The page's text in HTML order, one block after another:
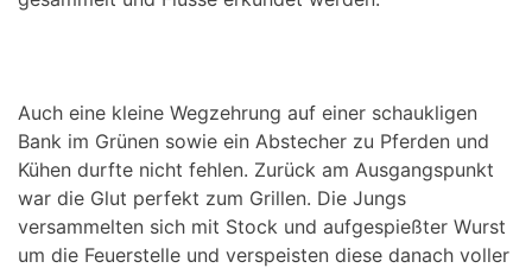
Auch eine kleine Wegzehrung auf einer schaukligen
Bank im Grünen sowie ein Abstecher zu Pferden und
Kühen durfte nicht fehlen. Zurück am Ausgangspunkt
war die Glut perfekt zum Grillen. Die Jungs
versammelten sich mit Stock und aufgespießter Wurst
um die Feuerstelle und verspeisten diese danach voller